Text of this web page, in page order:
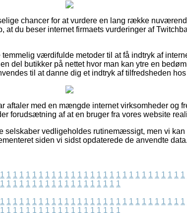
chancer for at vurdere en lang række
at du beser internet firmaets vurderinger af
værdifulde metoder til at få indtryk af
del butikker på nettet hvor man kan ytre en
til at danne dig et indtryk af tilfredsheden
aftaler med en mængde internet virksomheder og
forudsætning af at en bruger fra vores website
selskaber vedligeholdes rutinemæssigt, men vi
siden vi sidst opdaterede de anvendte data.
1 1 1 1 1 1 1 1 1 1 1 1 1 1 1 1 1 1 1 1 1 1 1 1 1 1 1 1 1
1 1 1 1 1 1 1 1 1 1 1 1 1 1 1 1 1 1 1
1 1 1 1 1 1 1 1 1 1 1 1 1 1 1 1 1 1 1 1 1 1 1 1 1 1 1 1 1
1 1 1 1 1 1 1 1 1 1 1 1 1 1 1 1 1 1 1